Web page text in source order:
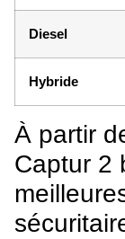
Diesel
Hybride
À partir
Captur 2